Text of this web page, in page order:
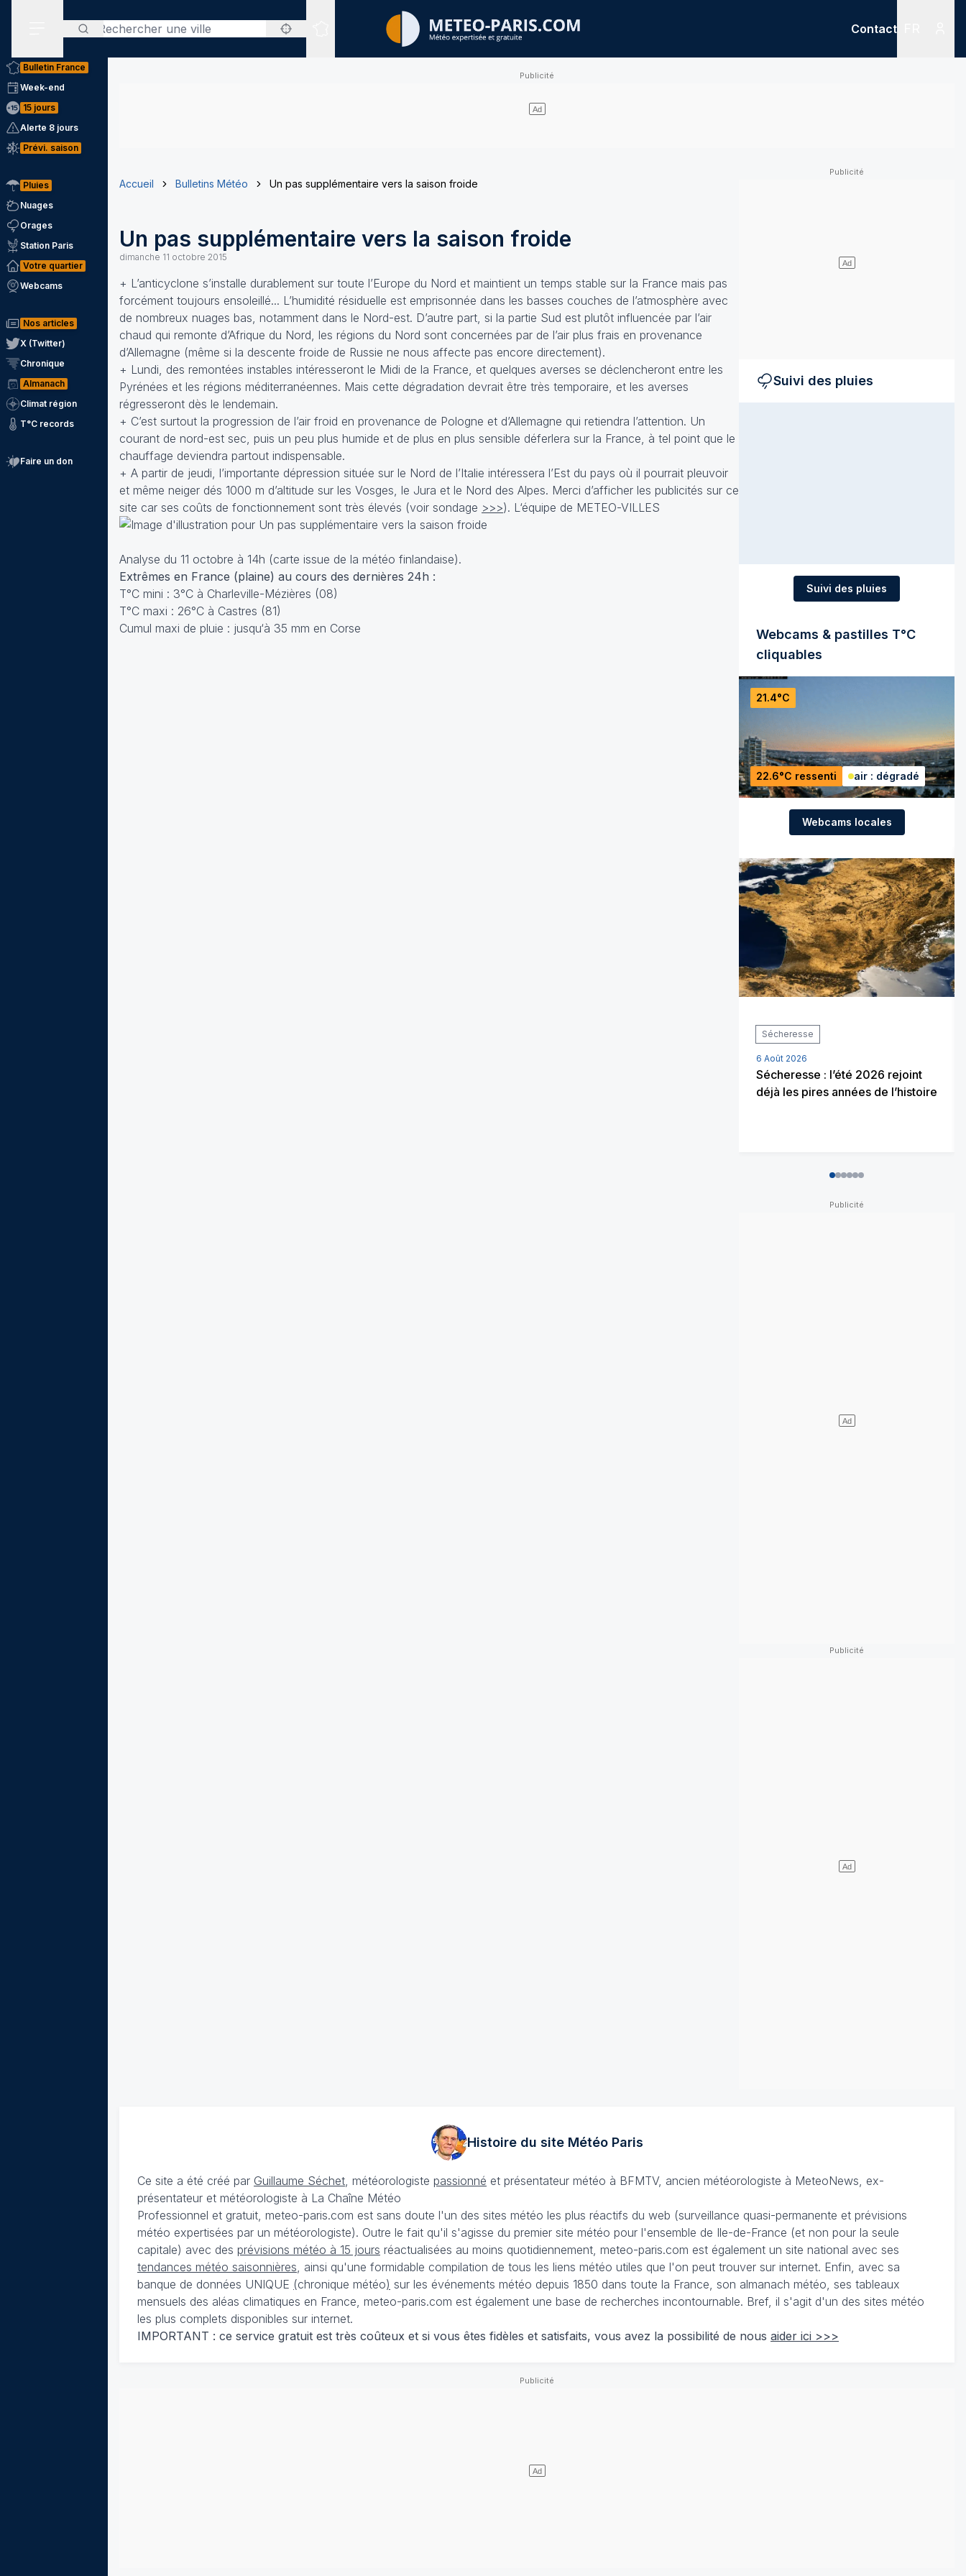
Rechercher
Sites expertisés
Contact
Bulletin France
Week-end
15 jours
Alerte 8 jours
Prévi. saison
Pluies
Nuages
Orages
Station Paris
Votre quartier
Webcams
Nos articles
X (Twitter)
Chronique
Almanach
Climat région
T°C records
Faire un don
Accueil Bulletins Météo Un pas supplémentaire vers la saison froide
Un pas supplémentaire vers la saison froide
dimanche 11 octobre 2015
+ L’anticyclone s’installe durablement sur toute l’Europe du Nord et maintient un temps stable sur la France mais pas
forcément toujours ensoleillé... L’humidité résiduelle est emprisonnée dans les basses couches de l’atmosphère avec
de nombreux nuages bas, notamment dans le Nord-est. D’autre part, si la partie Sud est plutôt influencée par l’air
chaud qui remonte d’Afrique du Nord, les régions du Nord sont concernées par de l’air plus frais en provenance
d’Allemagne (même si la descente froide de Russie ne nous affecte pas encore directement).
+ Lundi, des remontées instables intéresseront le Midi de la France, et quelques averses se déclencheront entre les
Pyrénées et les régions méditerranéennes. Mais cette dégradation devrait être très temporaire, et les averses
régresseront dès le lendemain.
+ C’est surtout la progression de l’air froid en provenance de Pologne et d’Allemagne qui retiendra l’attention. Un
courant de nord-est sec, puis un peu plus humide et de plus en plus sensible déferlera sur la France, à tel point que le
chauffage deviendra partout indispensable.
+ A partir de jeudi, l’importante dépression située sur le Nord de l’Italie intéressera l’Est du pays où il pourrait pleuvoir
et même neiger dés 1000 m d’altitude sur les Vosges, le Jura et le Nord des Alpes. Merci d’afficher les publicités sur ce
site car ses coûts de fonctionnement sont très élevés (voir sondage >>>). L‘équipe de METEO-VILLES
Analyse du 11 octobre à 14h (carte issue de la météo finlandaise).
Extrêmes en France (plaine) au cours des dernières 24h :
T°C mini : 3°C à Charleville-Mézières (08)
T°C maxi : 26°C à Castres (81)
Cumul maxi de pluie : jusqu‘à 35 mm en Corse
Suivi des pluies
Suivi des pluies
Webcams & pastilles T°C
cliquables
21.4°C
22.6°C ressenti air : dégradé
Webcams locales
Sécheresse
6 Août 2026
Sécheresse : l’été 2026 rejoint
déjà les pires années de l’histoire
012345
Histoire du site MétéoParis
Ce site a été créé par Guillaume Séchet , météorologiste passionné et présentateur météo à BFMTV, ancien météorologiste à MeteoNews, ex-
présentateur et météorologiste à La Chaîne Météo
Professionnel et gratuit, meteo-paris.com est sans doute l'un des sites météo les plus réactifs du web (surveillance quasi-permanente et prévisions
météo expertisées par un météorologiste). Outre le fait qu'il s'agisse du premier site météo pour l'ensemble de Ile-de-France (et non pour la seule
capitale) avec des prévisions météo à 15 jours réactualisées au moins quotidiennement, meteo-paris.com est également un site national avec ses
tendances météo saisonnières , ainsi qu'une formidable compilation de tous les liens météo utiles que l'on peut trouver sur internet. Enfin, avec sa
banque de données UNIQUE (chronique météo) sur les événements météo depuis 1850 dans toute la France, son almanach météo, ses tableaux
mensuels des aléas climatiques en France, meteo-paris.com est également une base de recherches incontournable. Bref, il s'agit d'un des sites météo
les plus complets disponibles sur internet.
IMPORTANT : ce service gratuit est très coûteux et si vous êtes fidèles et satisfaits, vous avez la possibilité de nous aider ici >>>